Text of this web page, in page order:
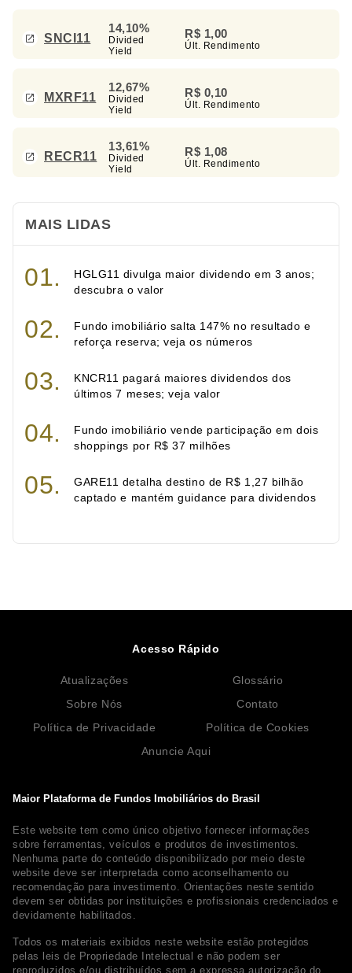
SNCI11
14,10%
Divided
Yield
R$ 1,00
Últ. Rendimento
MXRF11
12,67%
Divided
Yield
R$ 0,10
Últ. Rendimento
RECR11
13,61%
Divided
Yield
R$ 1,08
Últ. Rendimento
MAIS LIDAS
HGLG11 divulga maior dividendo em 3 anos;
descubra o valor
Fundo imobiliário salta 147% no resultado e
reforça reserva; veja os números
KNCR11 pagará maiores dividendos dos
últimos 7 meses; veja valor
Fundo imobiliário vende participação em dois
shoppings por R$ 37 milhões
GARE11 detalha destino de R$ 1,27 bilhão
captado e mantém guidance para dividendos
Maior Plataforma de Fundos Imobiliários do Brasil
Este website tem como único objetivo fornecer informações
sobre ferramentas, veículos e produtos de investimentos.
Nenhuma parte do conteúdo disponibilizado por meio deste
website deve ser interpretada como aconselhamento ou
recomendação para investimento. Orientações neste sentido
devem ser obtidas por instituições e profissionais credenciados e
devidamente habilitados.
Todos os materiais exibidos neste website estão protegidos
pelas leis de Propriedade Intelectual e não podem ser
reproduzidos e/ou distribuídos sem a expressa autorização do
Acesso Rápido
Atualizações
Glossário
Sobre Nós
Contato
Política de Privacidade
Política de Cookies
Anuncie Aqui